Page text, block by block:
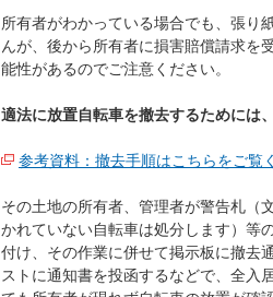
所有者がわかっている場合でも、張り
んが、後から所有者に損害賠償請求を
能性があるのでご注意ください。
適法に放置自転車を撤去するためには
参考資料：撤去手順はこちらをご覧
その土地の所有者、管理者が警告札（
かれていない自転車は処分します）等
付け、その作業に併せて掲示板に撤去
ストに通知書を投函するなどで、全入